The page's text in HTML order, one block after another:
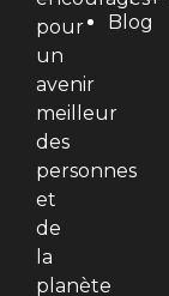
pour
un
avenir
meilleur
des
personnes
et
de
la
planète
Blog